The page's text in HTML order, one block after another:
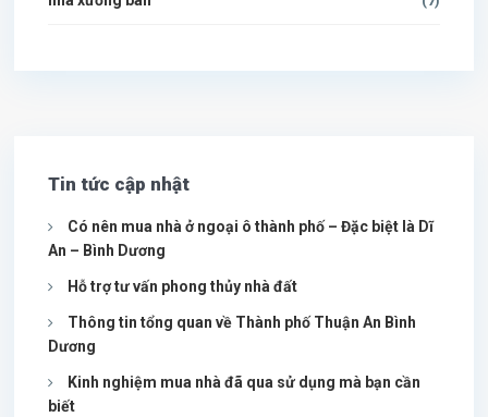
Tin tức cập nhật
Có nên mua nhà ở ngoại ô thành phố – Đặc biệt là Dĩ
An – Bình Dương
Hỗ trợ tư vấn phong thủy nhà đất
Thông tin tổng quan về Thành phố Thuận An Bình
Dương
Kinh nghiệm mua nhà đã qua sử dụng mà bạn cần
biết